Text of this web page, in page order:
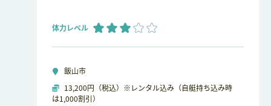
体力レベル
飯山市
13,200円（税込）※レンタル込み（自艇持ち込み時
は1,000割引）